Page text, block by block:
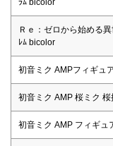
ﾗﾑ bicolor
Ｒｅ：ゼロから始める
ﾚﾑ bicolor
初音ミク AMPフィギュ
初音ミク AMP 桜ミク 桜
初音ミク AMP フィギュ